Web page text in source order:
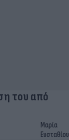
του από
Μαρία
Ευσταθίου